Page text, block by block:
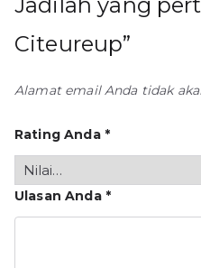
Jadilah yang
Citeureup”
Alamat email Anda tidak
Rating Anda *
Ulasan Anda *